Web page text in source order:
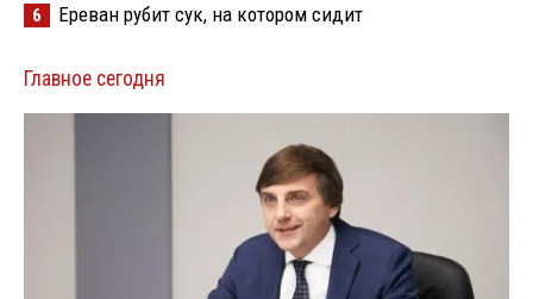
6 Ереван рубит сук, на котором сидит
Главное сегодня